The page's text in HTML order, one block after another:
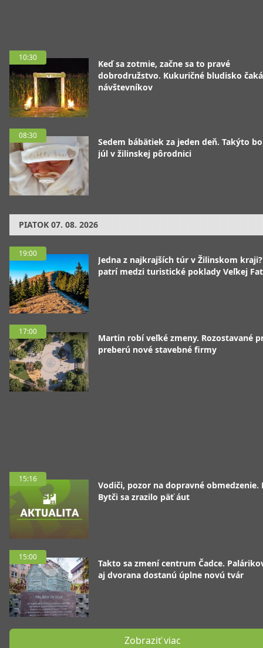
10:30
Keď sa zotmie, začne sa to pravé
dobrodružstvo. Kukuričné bludisko
návštevníkov
08:30
Sedem bábätiek za jeden deň. Takýto
júl v žilinskej pôrodnici
PIATOK 07. 08. 2026
19:00
Jedna z najkrajších túr v Žilinskom
patrí medzi turistické poklady Veľkej
17:00
Martin robí veľké zmeny. Rozostavané
preberú nové stavebné firmy
15:16
Vodiči, pozor na dopravné obmedzenie.
Bytči sa zrazilo päť áut
15:00
Takto sa zmení centrum Čadce.
aj dvorana dostanú úplne novú tvár
Zobraziť viac